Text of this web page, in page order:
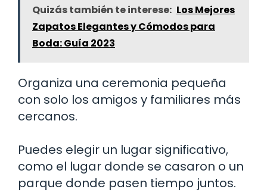
Quizás también te interese: Los Mejores
Zapatos Elegantes y Cómodos para
Boda: Guía 2023
Organiza una ceremonia pequeña
con solo los amigos y familiares más
cercanos.
Puedes elegir un lugar significativo,
como el lugar donde se casaron o un
parque donde pasen tiempo juntos.